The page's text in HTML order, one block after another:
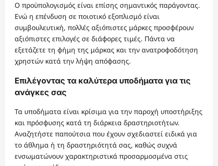
Ο προϋπολογισμός είναι επίσης σημαντικός παράγοντας.
Ενώ η επένδυση σε ποιοτικό εξοπλισμό είναι
συμβουλευτική, πολλές αξιόπιστες μάρκες προσφέρουν
αξιόπιστες επιλογές σε διάφορες τιμές. Πάντα να
εξετάζετε τη φήμη της μάρκας και την ανατροφοδότηση
χρηστών κατά την λήψη απόφασης.
Επιλέγοντας τα καλύτερα υποδήματα για τις
ανάγκες σας
Τα υποδήματα είναι κρίσιμα για την παροχή υποστήριξης
και πρόσφυσης κατά τη διάρκεια δραστηριοτήτων.
Αναζητήστε παπούτσια που έχουν σχεδιαστεί ειδικά για
το άθλημα ή τη δραστηριότητά σας, καθώς συχνά
ενσωματώνουν χαρακτηριστικά προσαρμοσμένα στις